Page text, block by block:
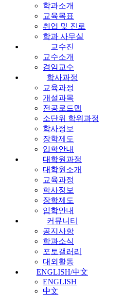
학과소개
교육목표
취업 및 진로
학과 사무실
교수진
교수소개
겸임교수
학사과정
교육과정
개설과목
전공로드맵
소단위 학위과정
학사정보
장학제도
입학안내
대학원과정
대학원소개
교육과정
학사정보
장학제도
입학안내
커뮤니티
공지사항
학과소식
포토갤러리
대외활동
ENGLISH/中文
ENGLISH
中文